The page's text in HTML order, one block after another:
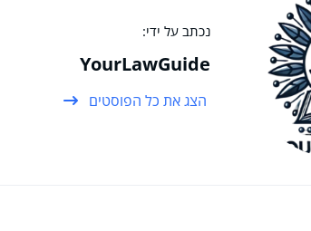
נכתב על ידי:
YourLawGuide
הצג את כל הפוסטים